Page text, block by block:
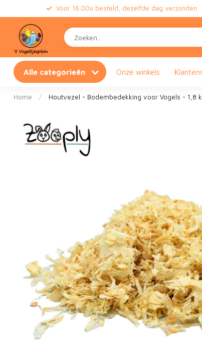
Voor 16.00u besteld, dezelfde dag verzonden
Alle categorieën Onze winkels
Home / Houtvezel - Bodembedekking voor Vogels - 1,8